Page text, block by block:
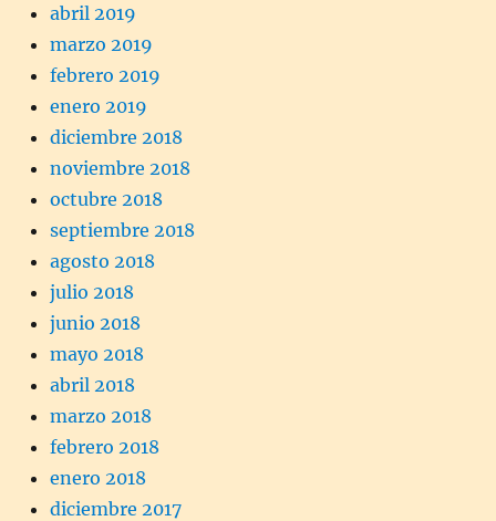
abril 2019
marzo 2019
febrero 2019
enero 2019
diciembre 2018
noviembre 2018
octubre 2018
septiembre 2018
agosto 2018
julio 2018
junio 2018
mayo 2018
abril 2018
marzo 2018
febrero 2018
enero 2018
diciembre 2017